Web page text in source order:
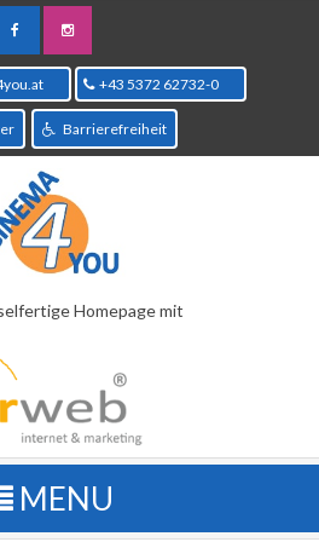
+43 5372 62732-0
Barrierefreiheit
Homepage mit
aller Filme welche im